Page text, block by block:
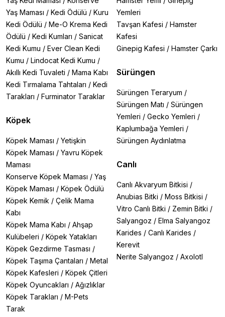
Yaş Maması / Kedi Ödülü / Kuru
Kedi Ödülü / Me-O Krema Kedi
Ödülü / Kedi Kumları / Sanicat
Kedi Kumu / Ever Clean Kedi
Kumu / Lindocat Kedi Kumu /
Akıllı Kedi Tuvaleti / Mama Kabı
Kedi Tırmalama Tahtaları / Kedi
Tarakları / Furminator Taraklar
Köpek
Köpek Maması / Yetişkin
Köpek Maması / Yavru Köpek
Maması
Konserve Köpek Maması / Yaş
Köpek Maması / Köpek Ödülü
Köpek Kemik / Çelik Mama
Kabı
Köpek Mama Kabı / Ahşap
Kulübeleri / Köpek Yatakları
Köpek Gezdirme Tasması /
Köpek Taşıma Çantaları / Metal
Köpek Kafesleri / Köpek Çitleri
Köpek Oyuncakları / Ağızlıklar
Köpek Tarakları / M-Pets
Tarak
Yemleri
Tavşan Kafesi / Hamster
Kafesi
Ginepig Kafesi / Hamster Çarkı
Sürüngen
Sürüngen Teraryum /
Sürüngen Matı / Sürüngen
Yemleri / Gecko Yemleri /
Kaplumbağa Yemleri /
Sürüngen Aydınlatma
Canlı
Canlı Akvaryum Bitkisi /
Anubias Bitki / Moss Bitkisi /
Vitro Canlı Bitki / Zemin Bitki /
Salyangoz / Elma Salyangoz
Karides / Canlı Karides /
Kerevit
Nerite Salyangoz / Axolotl